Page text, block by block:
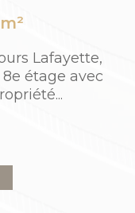
m²
"Résidence LY
5 min Tu
étage/6...